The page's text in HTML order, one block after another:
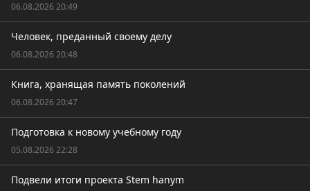
06.08.2026 20:49
Человек, преданный своему делу
06.08.2026 20:48
Книга, хранящая память поколений
06.08.2026 20:47
Подготовка к новому учебному году
05.08.2026 22:28
Подвели итоги проекта Stem hanym